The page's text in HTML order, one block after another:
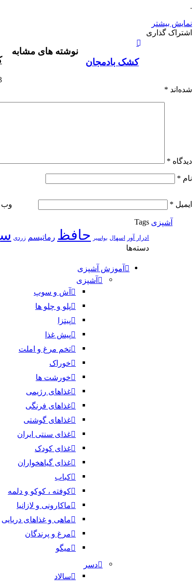
.
نمایش بیشتر
اشتراک گذاری
بوک
آپ
گذاری
طریق
کشک بادمجان
نوشته های مشابه
13
شده‌اند *
دیدگاه *
نام *
ایمیل * وب‌
آشپزی Tags
ادرار آور اسهال بواسیر حافظ رماتیسم زردی
دسته‌ها
آموزش آشپزی
آشپزی
آش و سوپ
پلو و چلو ها
پیتزا
پیش غذا
تخم مرغ و املت
خوراک
خورشت ها
غذاهای رژیمی
غذاهای فرنگی
غذاهای گوشتی
غذای سنتی ایران
غذای کودک
غذای گیاهخواران
کباب
کوفته ، کوکو و دلمه
ماکارونی و لازانیا
ماهی و غذاهای دریایی
مرغ و پرندگان
میگو
دسر
سالاد